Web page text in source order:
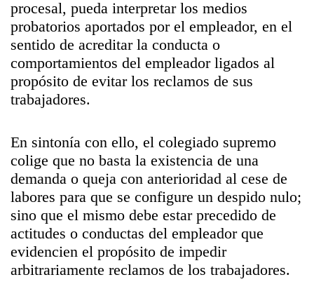
procesal, pueda interpretar los medios
probatorios aportados por el empleador, en el
sentido de acreditar la conducta o
comportamientos del empleador ligados al
propósito de evitar los reclamos de sus
trabajadores.
En sintonía con ello, el colegiado supremo
colige que no basta la existencia de una
demanda o queja con anterioridad al cese de
labores para que se configure un despido nulo;
sino que el mismo debe estar precedido de
actitudes o conductas del empleador que
evidencien el propósito de impedir
arbitrariamente reclamos de los trabajadores.